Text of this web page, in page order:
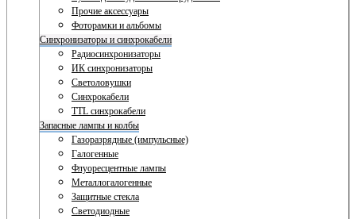
Прочие аксессуары
Фоторамки и альбомы
Синхронизаторы и синхрокабели
Радиосинхронизаторы
ИК синхронизаторы
Светоловушки
Синхрокабели
TTL синхрокабели
Запасные лампы и колбы
Газоразрядные (импульсные)
Галогенные
Флуоресцентные лампы
Металлогалогенные
Защитные стекла
Светодиодные